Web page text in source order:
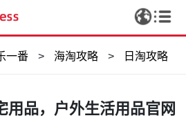
一番 > 海淘攻略 > 日淘攻略
用品，户外生活用品官网